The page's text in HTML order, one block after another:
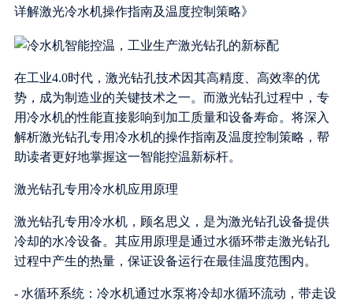
详解激光冷水机操作指南及温度控制策略》
在工业4.0时代，激光钻孔技术因其高精度、高效率的优
势，成为制造业的关键技术之一。而激光钻孔过程中，专
用冷水机的性能直接影响到加工质量和设备寿命。将深入
解析激光钻孔专用冷水机的操作指南及温度控制策略，帮
助读者更好地掌握这一智能控温新标杆。
激光钻孔专用冷水机应用原理
激光钻孔专用冷水机，顾名思义，是为激光钻孔设备提供
冷却的水冷设备。其应用原理是通过水循环带走激光钻孔
过程中产生的热量，保证设备运行在最佳温度范围内。
- 水循环系统：冷水机通过水泵将冷却水循环流动，带走设